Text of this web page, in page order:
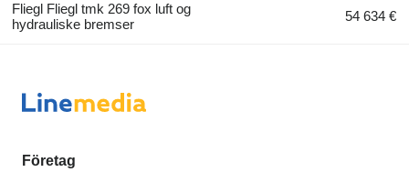
Fliegl Fliegl tmk 269 fox luft og
hydrauliske bremser
54 634 €
Företag